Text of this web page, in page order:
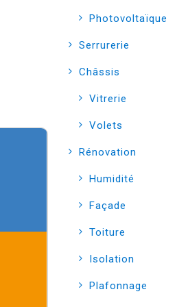
Photovoltaïque
Serrurerie
Châssis
Vitrerie
Volets
Rénovation
Humidité
Façade
Toiture
Isolation
Plafonnage